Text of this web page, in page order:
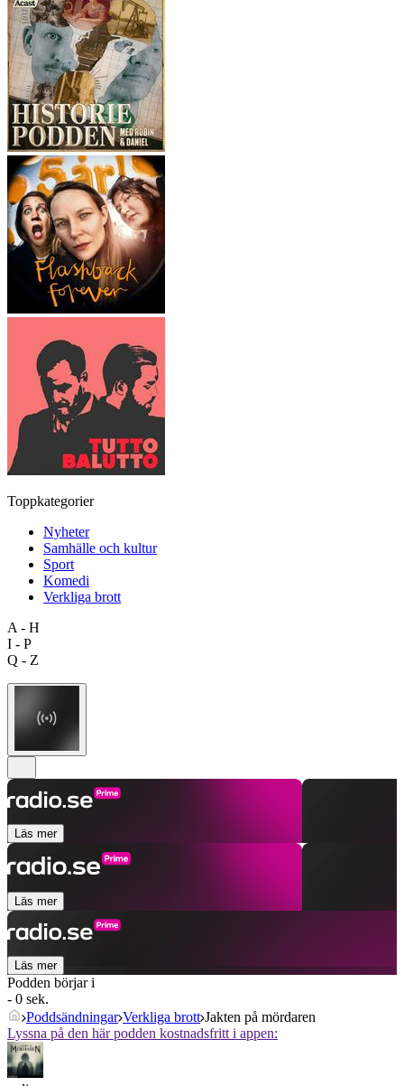
Toppkategorier
Nyheter
Samhälle och kultur
Sport
Komedi
Verkliga brott
A - H
I - P
Q - Z
Läs mer
Läs mer
Läs mer
Podden börjar i
- 0 sek.
Poddsändningar Verkliga brott Jakten på mördaren
Lyssna på den här podden kostnadsfritt i appen: